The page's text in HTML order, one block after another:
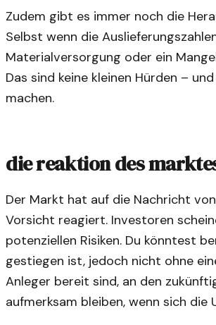
Zudem gibt es immer noch die
Selbst wenn die
Materialversorgung oder ein
Das sind keine kleinen Hürden –
machen.
die reaktion des
Der Markt hat auf die Nachricht
Vorsicht reagiert. Investoren
potenziellen Risiken. Du könntest
gestiegen ist, jedoch nicht ohne
Anleger bereit sind, an den
aufmerksam bleiben, wenn sich die